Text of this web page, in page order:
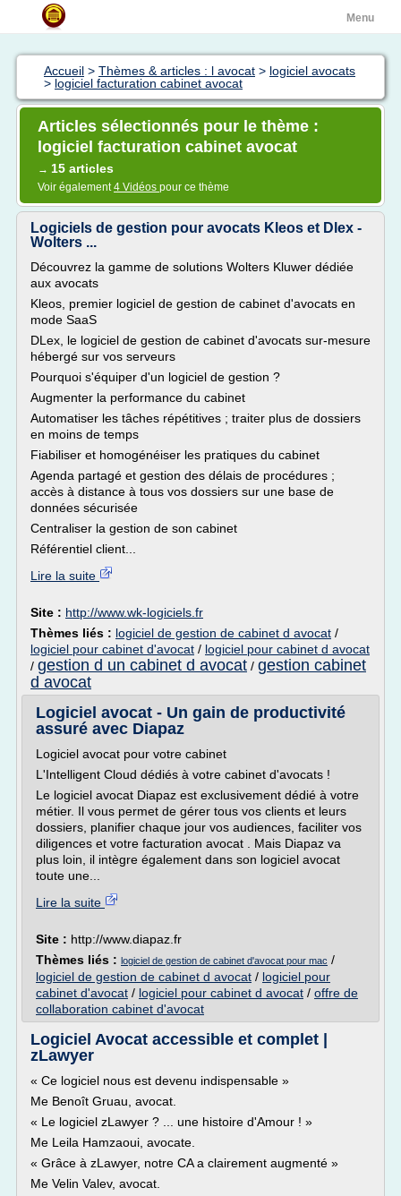
Menu
Accueil > Thèmes & articles : l avocat > logiciel avocats
> logiciel facturation cabinet avocat
Articles sélectionnés pour le thème :
logiciel facturation cabinet avocat
→ 15 articles
Voir également4 Vidéos pour ce thème
Logiciels de gestion pour avocats Kleos et Dlex -
Wolters ...
Découvrez la gamme de solutions Wolters Kluwer dédiée
aux avocats
Kleos, premier logiciel de gestion de cabinet d'avocats en
mode SaaS
DLex, le logiciel de gestion de cabinet d'avocats sur-mesure
hébergé sur vos serveurs
Pourquoi s'équiper d'un logiciel de gestion ?
Augmenter la performance du cabinet
Automatiser les tâches répétitives ; traiter plus de dossiers
en moins de temps
Fiabiliser et homogénéiser les pratiques du cabinet
Agenda partagé et gestion des délais de procédures ;
accès à distance à tous vos dossiers sur une base de
données sécurisée
Centraliser la gestion de son cabinet
Référentiel client...
Lire la suite
Site : http://www.wk-logiciels.fr
Thèmes liés : logiciel de gestion de cabinet d avocat /
logiciel pour cabinet d'avocat / logiciel pour cabinet d avocat
/ gestion d un cabinet d avocat / gestion cabinet
d avocat
Logiciel avocat - Un gain de productivité
assuré avec Diapaz
Logiciel avocat pour votre cabinet
L'Intelligent Cloud dédiés à votre cabinet d'avocats !
Le logiciel avocat Diapaz est exclusivement dédié à votre
métier. Il vous permet de gérer tous vos clients et leurs
dossiers, planifier chaque jour vos audiences, faciliter vos
diligences et votre facturation avocat . Mais Diapaz va
plus loin, il intègre également dans son logiciel avocat
toute une...
Lire la suite
Site : http://www.diapaz.fr
Thèmes liés : logiciel de gestion de cabinet d'avocat pour mac /
logiciel de gestion de cabinet d avocat / logiciel pour
cabinet d'avocat / logiciel pour cabinet d avocat / offre de
collaboration cabinet d'avocat
Logiciel Avocat accessible et complet |
zLawyer
« Ce logiciel nous est devenu indispensable »
Me Benoît Gruau, avocat.
« Le logiciel zLawyer ? ... une histoire d'Amour ! »
Me Leila Hamzaoui, avocate.
« Grâce à zLawyer, notre CA a clairement augmenté »
Me Velin Valev, avocat.